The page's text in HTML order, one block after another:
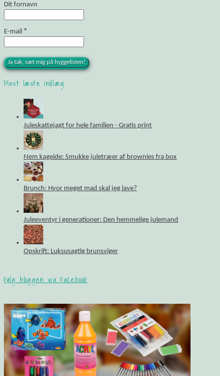
Dit fornavn
E-mail *
Mest læste indlæg
Juleskattejagt for hele familien - Gratis print
Nem kageide: Smukke juletræer af brownies fra box
Brunch: Hvor meget mad skal jeg lave?
Juleeventyr i generationer: Den hemmelige julemand
Opskrift: Luksusagtig brunsviger
Følg bloggen via Facebook